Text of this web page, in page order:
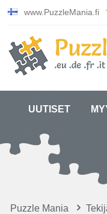
www.PuzzleMania.fi
UUTISET
Puzzle Mania